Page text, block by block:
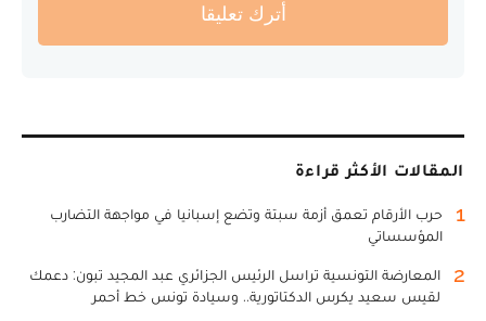
أترك تعليقا
المقالات الأكثر قراءة
1
حرب الأرقام تعمق أزمة سبتة وتضع إسبانيا في مواجهة التضارب
المؤسساتي
2
المعارضة التونسية تراسل الرئيس الجزائري عبد المجيد تبون: دعمك
لقيس سعيد يكرس الدكتاتورية.. وسيادة تونس خط أحمر